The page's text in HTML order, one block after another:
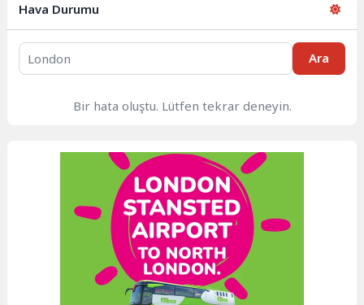
Hava Durumu
Ara
Bir hata oluştu. Lütfen tekrar deneyin.